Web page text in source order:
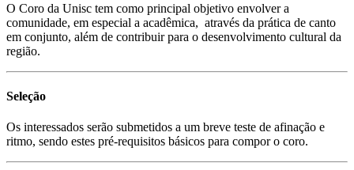
O Coro da Unisc tem como principal objetivo envolver a
comunidade, em especial a acadêmica, através da prática de canto
em conjunto, além de contribuir para o desenvolvimento cultural da
região.
Seleção
Os interessados serão submetidos a um breve teste de afinação e
ritmo, sendo estes pré-requisitos básicos para compor o coro.